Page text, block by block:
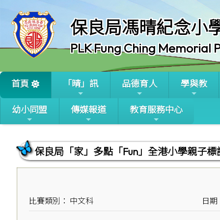
保良局馮晴紀念小
PLK Fung Ching Memorial
首頁 「晴」訊 品德育人 學與教
幼小同盟 傳媒報道 教育服務中心
保良局「家」多點「Fun」全港小學親子
比賽類別： 中文科 日期